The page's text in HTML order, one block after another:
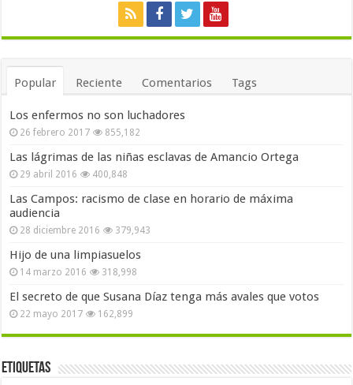
Popular Reciente Comentarios Tags
Los enfermos no son luchadores
26 febrero 2017 855,182
Las lágrimas de las niñas esclavas de Amancio Ortega
29 abril 2016 400,848
Las Campos: racismo de clase en horario de máxima
audiencia
28 diciembre 2016 379,943
Hijo de una limpiasuelos
14 marzo 2016 318,998
El secreto de que Susana Díaz tenga más avales que votos
22 mayo 2017 162,899
Etiquetas